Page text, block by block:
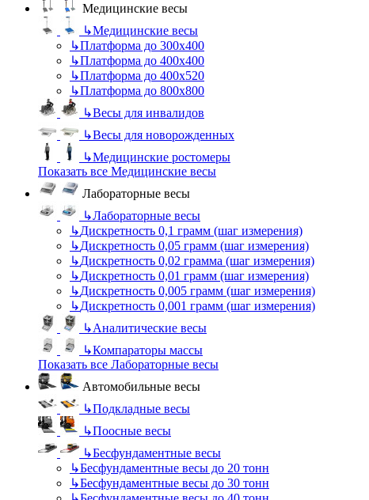
Медицинские весы
↳Медицинские весы
↳Платформа до 300х400
↳Платформа до 400х400
↳Платформа до 400х520
↳Платформа до 800х800
↳Весы для инвалидов
↳Весы для новорожденных
↳Медицинские ростомеры
Показать все Медицинские весы
Лабораторные весы
↳Лабораторные весы
↳Дискретность 0,1 грамм (шаг измерения)
↳Дискретность 0,05 грамм (шаг измерения)
↳Дискретность 0,02 грамма (шаг измерения)
↳Дискретность 0,01 грамм (шаг измерения)
↳Дискретность 0,005 грамм (шаг измерения)
↳Дискретность 0,001 грамм (шаг измерения)
↳Аналитические весы
↳Компараторы массы
Показать все Лабораторные весы
Автомобильные весы
↳Подкладные весы
↳Поосные весы
↳Бесфундаментные весы
↳Бесфундаментные весы до 20 тонн
↳Бесфундаментные весы до 30 тонн